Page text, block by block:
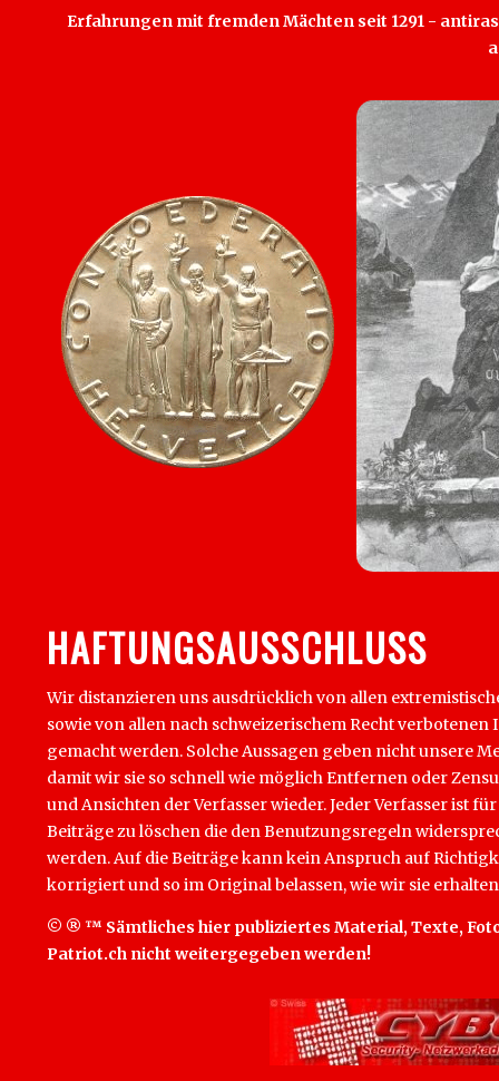
Erfahrungen mit fremden Mächten seit 1291 -
HAFTUNGSAUSSCHLUSS
Wir distanzieren uns ausdrücklich von allen
sowie von allen nach schweizerischem Recht
gemacht werden. Solche Aussagen geben nicht unsere
damit wir sie so schnell wie möglich Entfernen oder
und Ansichten der Verfasser wieder. Jeder Verfasser ist
Beiträge zu löschen die den Benutzungsregeln
werden. Auf die Beiträge kann kein Anspruch auf
korrigiert und so im Original belassen, wie wir sie
© ® ™ Sämtliches hier publiziertes Material, Texte,
Patriot.ch nicht weitergegeben werden!